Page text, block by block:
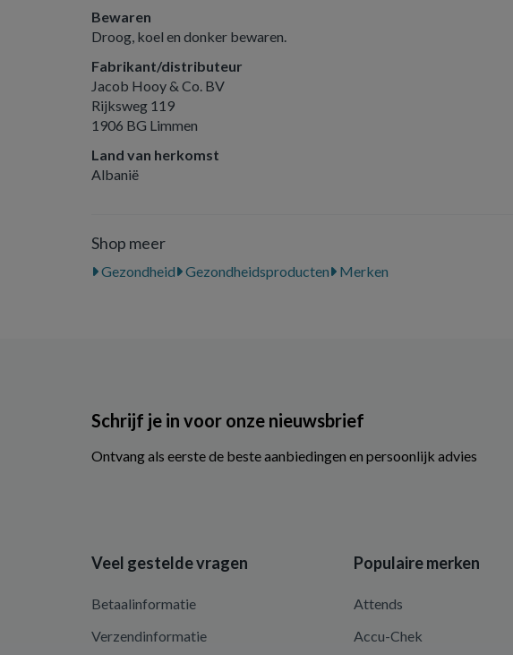
Bewaren
Droog, koel en donker bewaren.
Fabrikant/distributeur
Jacob Hooy & Co. BV
Rijksweg 119
1906 BG Limmen
Land van herkomst
Albanië
Shop meer
Gezondheid Gezondheidsproducten Merken
Schrijf je in voor onze nieuwsbrief
Ontvang als eerste de beste aanbiedingen en persoonlijk advies
Veel gestelde vragen
Betaalinformatie
Verzendinformatie
Populaire merken
Attends
Accu-Chek